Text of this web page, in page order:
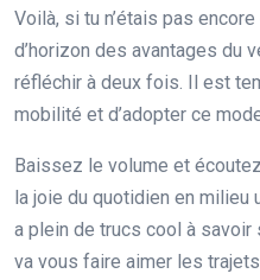
Voilà, si tu n’étais pas
d’horizon des avantages du
réfléchir à deux fois. Il est
mobilité et d’adopter ce
Baissez le volume et
la joie du quotidien en milieu
a plein de trucs cool à
va vous faire aimer les